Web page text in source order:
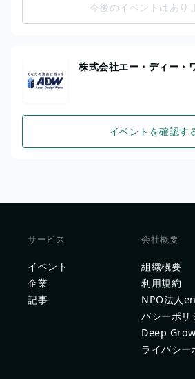
今後のイベントはあり
株式会社エー・ディー・
イベントを確認す
サービス
イベント
企業
記事
会社概要
組織概要
利用規約
NPO法人
バシーポリ
Deep
ライバシー